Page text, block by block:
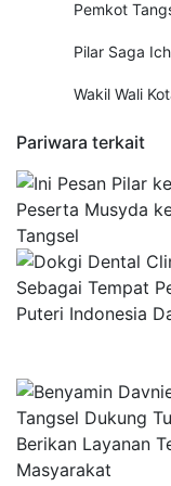
Pemkot
Pilar Saga
Wakil Wali
Pariwara terkait